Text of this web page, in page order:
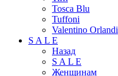
Tosca Blu
Tuffoni
Valentino Orlandi
S A L E
Назад
S A L E
Женщинам